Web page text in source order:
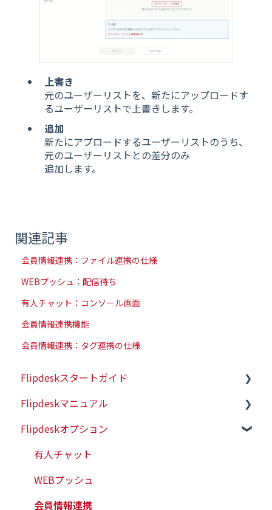
上書き
元のユーザーリストを、新たにアップロードす
るユーザーリストで上書きします。
追加
新たにアプロードするユーザーリストのうち、
元のユーザーリストとの差分のみ
追加します。
関連記事
会員情報連携：ファイル連携の仕様
WEBプッシュ：配信待ち
有人チャット：コンソール画面
会員情報連携機能
会員情報連携：タグ連携の仕様
Flipdeskスタートガイド
初めての方はこちら
初期設定（タグ設置）
Flipdeskマニュアル
シナリオ
配信ターゲットの設定
各種タグの仕様
レポート管理
Flipdeskオプション
有人チャット
WEBプッシュ
会員情報連携